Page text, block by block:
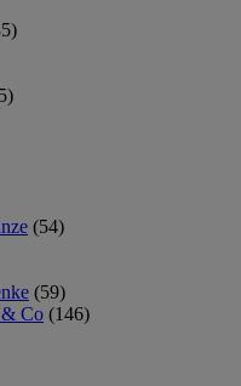
(54)
(59)
& Co (146)